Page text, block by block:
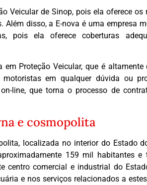
Veicular de Sinop, pois ela oferece os
Além disso, a E-nova é uma empresa
pois ela oferece coberturas
em Proteção Veicular, que é
em qualquer dúvida ou
line, que torna o processo de
e cosmopolita
localizada no interior do Estado
159 mil habitantes e
centro comercial e industrial do
e nos serviços relacionados a